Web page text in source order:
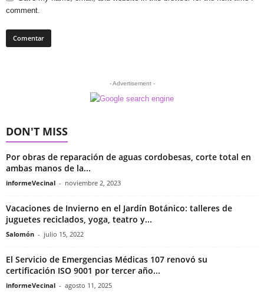
comment.
- Advertisement -
DON'T MISS
Por obras de reparación de aguas cordobesas, corte total en
ambas manos de la...
informeVecinal - noviembre 2, 2023
Vacaciones de Invierno en el Jardín Botánico: talleres de
juguetes reciclados, yoga, teatro y...
Salomón - julio 15, 2022
El Servicio de Emergencias Médicas 107 renovó su
certificación ISO 9001 por tercer año...
informeVecinal - agosto 11, 2025